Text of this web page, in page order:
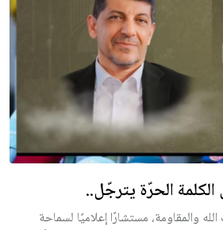
الحرّة يترجّل..
والمقاومة، مستشارًا إعلاميًا لسماحة